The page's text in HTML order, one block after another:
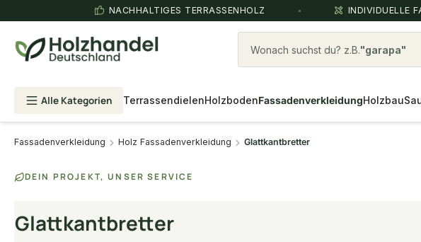
NACHHALTIGES TERRASSENHOLZ INDIVIDUELLE
Wonach suchst du? z.B. accoya
Alle Kategorien TerrassendielenHolzbodenFassadenverkleidungHolzbau
Fassadenverkleidung Holz Fassadenverkleidung Glattkantbretter
DEIN PROJEKT, UNSER SERVICE
Glattkantbretter